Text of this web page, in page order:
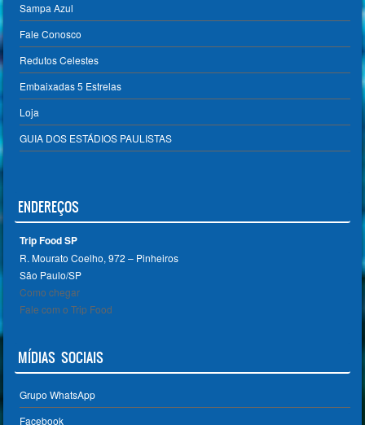
Sampa Azul
Fale Conosco
Redutos Celestes
Embaixadas 5 Estrelas
Loja
GUIA DOS ESTÁDIOS PAULISTAS
ENDEREÇOS
Trip Food SP
R. Mourato Coelho, 972 – Pinheiros
São Paulo/SP ‎
Como chegar
Fale com o Trip Food
MÍDIAS SOCIAIS
Grupo WhatsApp
Facebook